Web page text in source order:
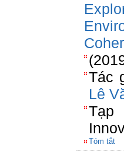
Tác
Lê
Tóm tắt